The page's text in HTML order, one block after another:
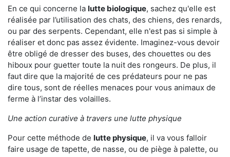
En ce qui concerne la lutte biologique, sachez qu'elle est
réalisée par l’utilisation des chats, des chiens, des renards,
ou par des serpents. Cependant, elle n'est pas si simple à
réaliser et donc pas assez évidente. Imaginez-vous devoir
être obligé de dresser des buses, des chouettes ou des
hiboux pour guetter toute la nuit des rongeurs. De plus, il
faut dire que la majorité de ces prédateurs pour ne pas
dire tous, sont de réelles menaces pour vous animaux de
ferme à l’instar des volailles.
Une action curative à travers une lutte physique
Pour cette méthode de lutte physique, il va vous falloir
faire usage de tapette, de nasse, ou de piège à palette, ou